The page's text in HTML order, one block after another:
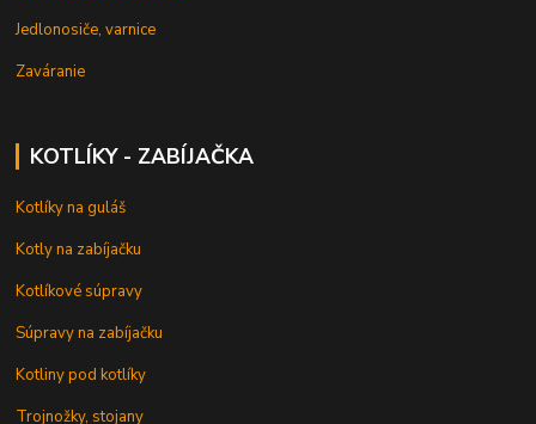
Jedlonosiče, varnice
Zaváranie
KOTLÍKY - ZABÍJAČKA
Kotlíky na guláš
Kotly na zabíjačku
Kotlíkové súpravy
Súpravy na zabíjačku
Kotliny pod kotlíky
Trojnožky, stojany